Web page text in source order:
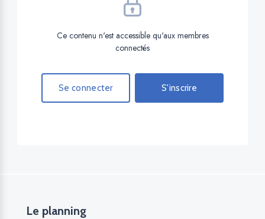
Ce contenu n'est accessible qu'aux membres
connectés
Se connecter S'inscrire
Le planning